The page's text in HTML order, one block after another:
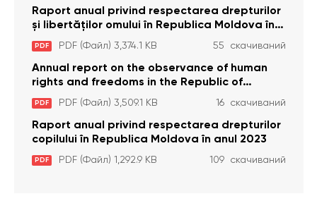
Raport anual privind respectarea drepturilor
și libertăților omului în Republica Moldova în
anul 2023
PDF PDF (Файл) 3,374.1 KB 55 скачиваний
Annual report on the observance of human
rights and freedoms in the Republic of
Moldova in 2023
PDF PDF (Файл) 3,509.1 KB 16 скачиваний
Raport anual privind respectarea drepturilor
copilului în Republica Moldova în anul 2023
PDF PDF (Файл) 1,292.9 KB 109 скачиваний